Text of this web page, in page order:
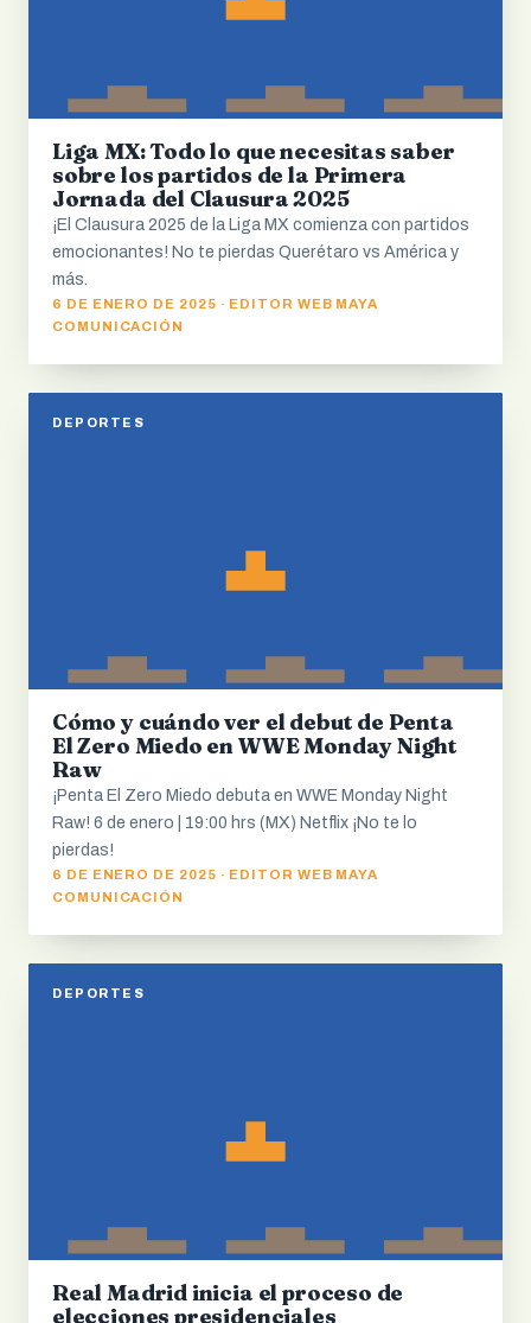
Liga MX: Todo lo que necesitas saber
sobre los partidos de la Primera
Jornada del Clausura 2025
¡El Clausura 2025 de la Liga MX comienza con partidos
emocionantes! No te pierdas Querétaro vs América y
más.
6 DE ENERO DE 2025 · EDITOR WEB MAYA
COMUNICACIÓN
DEPORTES
Cómo y cuándo ver el debut de Penta
El Zero Miedo en WWE Monday Night
Raw
¡Penta El Zero Miedo debuta en WWE Monday Night
Raw! 6 de enero | 19:00 hrs (MX) Netflix ¡No te lo
pierdas!
6 DE ENERO DE 2025 · EDITOR WEB MAYA
COMUNICACIÓN
DEPORTES
Real Madrid inicia el proceso de
elecciones presidenciales